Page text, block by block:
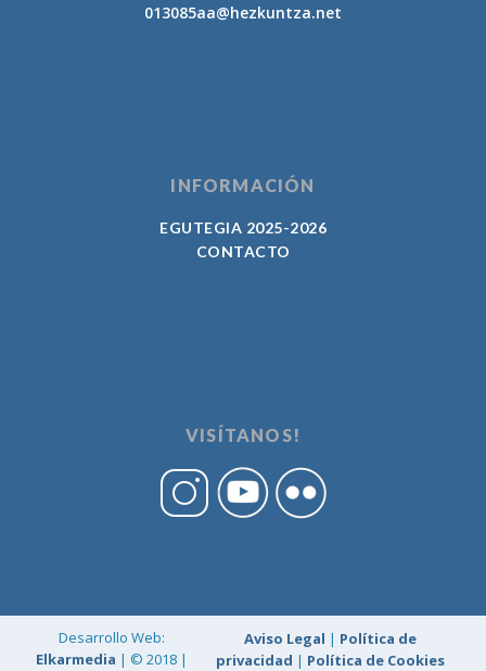
013085aa@hezkuntza.net
INFORMACIÓN
EGUTEGIA 2025-2026
CONTACTO
VISÍTANOS!
Desarrollo Web:
Elkarmedia | © 2018 |
Aviso Legal | Política de
privacidad | Política de Cookies